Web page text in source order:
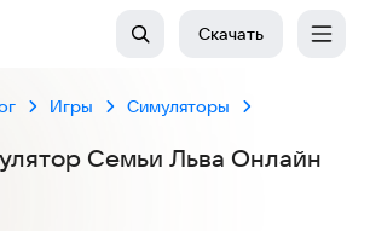
Скачать
Игры Симуляторы
Семьи Льва Онлайн